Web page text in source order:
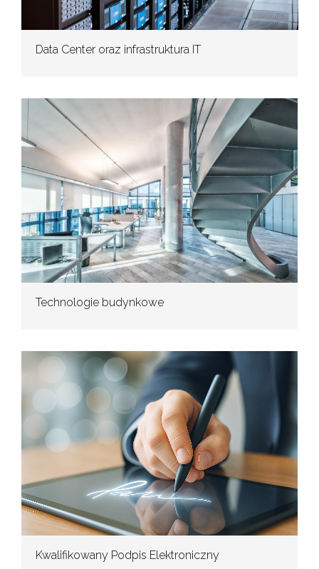
Data Center oraz infrastruktura IT
Technologie budynkowe
Kwalifikowany Podpis Elektroniczny